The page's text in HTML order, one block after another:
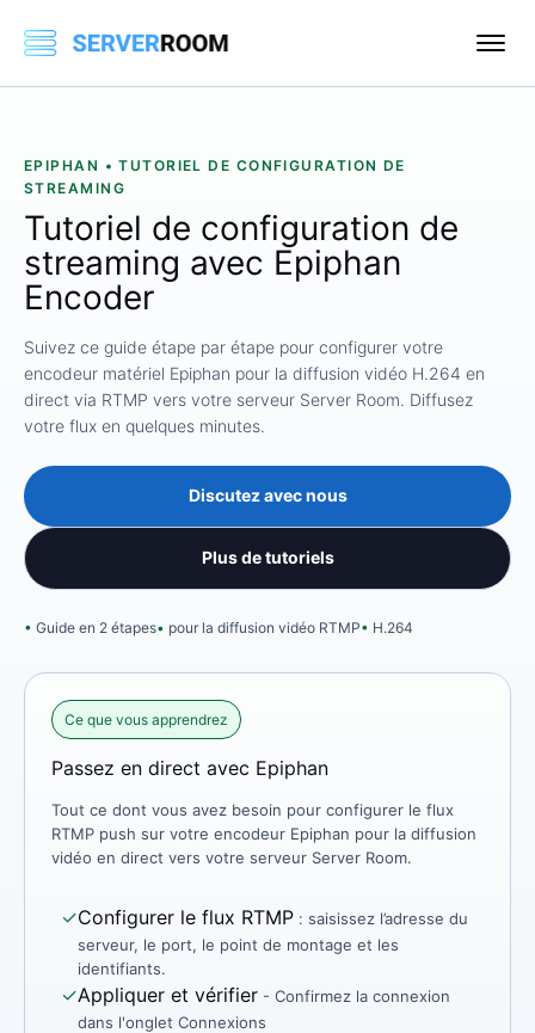
EPIPHAN • TUTORIEL DE CONFIGURATION DE
STREAMING
Tutoriel de configuration de
streaming avec Epiphan
Encoder
Suivez ce guide étape par étape pour configurer votre
encodeur matériel Epiphan pour la diffusion vidéo H.264 en
direct via RTMP vers votre serveur Server Room. Diffusez
votre flux en quelques minutes.
Discutez avec nous
Plus de tutoriels
Guide en 2 étapes pour la diffusion vidéo RTMP H.264
Ce que vous apprendrez
Passez en direct avec Epiphan
Tout ce dont vous avez besoin pour configurer le flux
RTMP push sur votre encodeur Epiphan pour la diffusion
vidéo en direct vers votre serveur Server Room.
✓Configurer le flux RTMP : saisissez l’adresse du
serveur, le port, le point de montage et les
identifiants.
✓Appliquer et vérifier - Confirmez la connexion
dans l'onglet Connexions